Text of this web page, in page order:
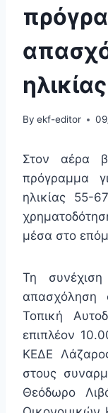
By ekf-editor
Στον αέρα
πρόγραμμα
ηλικίας 55-
μέσα στο
Τη
απασχόληση
Τοπική
επιπλέον
ΚΕΔΕ
στους
Θεόδωρο